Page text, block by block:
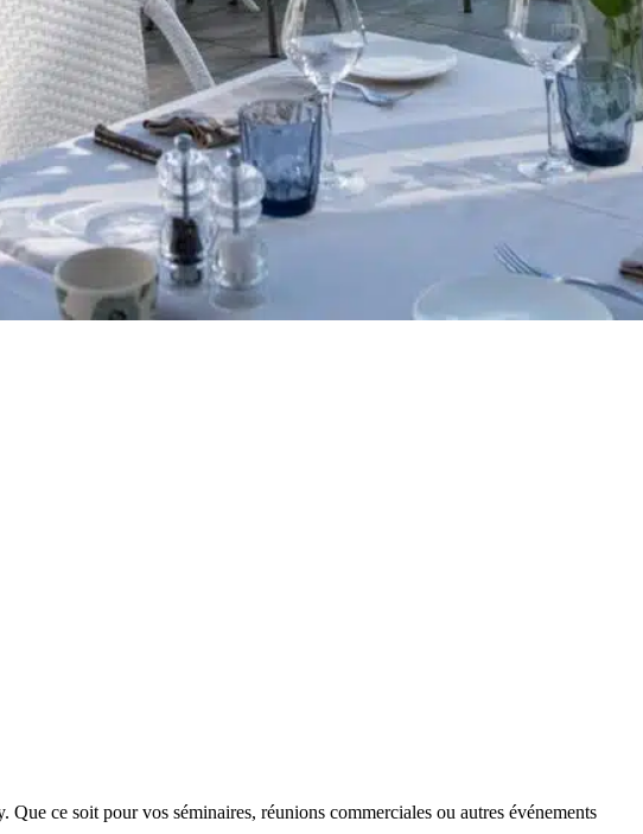
ce soit pour vos séminaires, réunions commerciales ou autres événements